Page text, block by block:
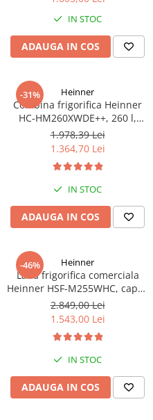
Ventuze cu brate pentru
Masini de spalat rufe cu
Uscatoare de rufe
Masini de facut paine
incorporabile
Seturi oale
SANDWICH MAKER
Storcatoare de fructe
IN STOC
ADAUGA IN COS
-31% Heinner
Combina frigorifica Heinner
HC-HM260XWDE++, 260 l,
Clasa E, Dozator apa, Control
electronic, Iluminare LED, Usi
reversibile, H 180 cm, Argintiu
1.978,39 Lei
1.364,70 Lei
IN STOC
ADAUGA IN COS
-46% Heinner
Lada frigorifica comerciala
Heinner HSF-M255WHC, capac
din sticla, 255L, clasa C,
functionare convertibila
(frigider/congelator), 1 cos,
alb
2.849,00 Lei
1.543,00 Lei
IN STOC
ADAUGA IN COS